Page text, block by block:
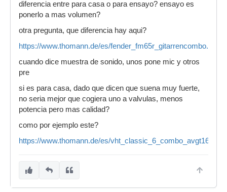
diferencia entre para casa o para ensayo? ensayo es
ponerlo a mas volumen?
otra pregunta, que diferencia hay aqui?
https://www.thomann.de/es/fender_fm65r_gitarrencombo.htm
cuando dice muestra de sonido, unos pone mic y otros
pre
si es para casa, dado que dicen que suena muy fuerte,
no seria mejor que cogiera uno a valvulas, menos
potencia pero mas calidad?
como por ejemplo este?
https://www.thomann.de/es/vht_classic_6_combo_avgt16.htm